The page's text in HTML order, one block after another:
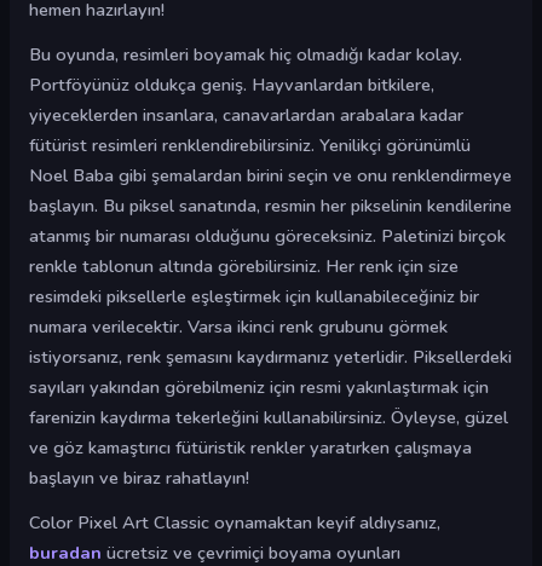
hemen hazırlayın!
Bu oyunda, resimleri boyamak hiç olmadığı kadar kolay.
Portföyünüz oldukça geniş. Hayvanlardan bitkilere,
yiyeceklerden insanlara, canavarlardan arabalara kadar
fütürist resimleri renklendirebilirsiniz. Yenilikçi görünümlü
Noel Baba gibi şemalardan birini seçin ve onu renklendirmeye
başlayın. Bu piksel sanatında, resmin her pikselinin kendilerine
atanmış bir numarası olduğunu göreceksiniz. Paletinizi birçok
renkle tablonun altında görebilirsiniz. Her renk için size
resimdeki piksellerle eşleştirmek için kullanabileceğiniz bir
numara verilecektir. Varsa ikinci renk grubunu görmek
istiyorsanız, renk şemasını kaydırmanız yeterlidir. Piksellerdeki
sayıları yakından görebilmeniz için resmi yakınlaştırmak için
farenizin kaydırma tekerleğini kullanabilirsiniz. Öyleyse, güzel
ve göz kamaştırıcı fütüristik renkler yaratırken çalışmaya
başlayın ve biraz rahatlayın!
Color Pixel Art Classic oynamaktan keyif aldıysanız,
buradan ücretsiz ve çevrimiçi boyama oyunları